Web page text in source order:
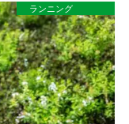
ランニング